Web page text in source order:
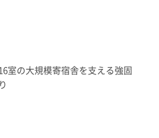
室の大規模寄宿舎を支える強固